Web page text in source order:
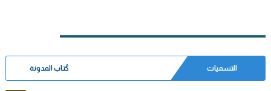
التسميات كُتاب المدونة